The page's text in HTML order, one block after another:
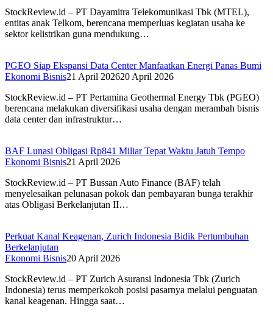
StockReview.id – PT Dayamitra Telekomunikasi Tbk (MTEL),
entitas anak Telkom, berencana memperluas kegiatan usaha ke
sektor kelistrikan guna mendukung…
PGEO Siap Ekspansi Data Center Manfaatkan Energi Panas Bumi
Ekonomi Bisnis21 April 202620 April 2026
StockReview.id – PT Pertamina Geothermal Energy Tbk (PGEO)
berencana melakukan diversifikasi usaha dengan merambah bisnis
data center dan infrastruktur…
BAF Lunasi Obligasi Rp841 Miliar Tepat Waktu Jatuh Tempo
Ekonomi Bisnis21 April 2026
StockReview.id – PT Bussan Auto Finance (BAF) telah
menyelesaikan pelunasan pokok dan pembayaran bunga terakhir
atas Obligasi Berkelanjutan II…
Perkuat Kanal Keagenan, Zurich Indonesia Bidik Pertumbuhan
Berkelanjutan
Ekonomi Bisnis20 April 2026
StockReview.id – PT Zurich Asuransi Indonesia Tbk (Zurich
Indonesia) terus memperkokoh posisi pasarnya melalui penguatan
kanal keagenan. Hingga saat…